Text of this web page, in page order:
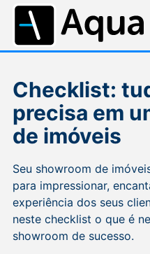
Checklist:
precisa em
de imóveis
Seu showroom de
para impressionar,
experiência dos seus
neste checklist o que é
showroom de sucesso.